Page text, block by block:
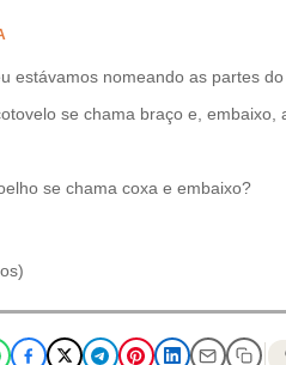
estávamos nomeando as partes
se chama braço e, embaixo,
se chama coxa e embaixo?